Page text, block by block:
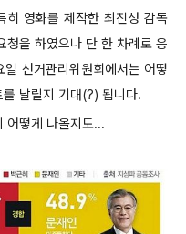
히 영화를 제작한 최진성 감독
청을 하였으나 단 한 차례로 응
선거관리위원회에서는 어떻
날릴지 기대(?) 됩니다.
어떻게 나올지도...